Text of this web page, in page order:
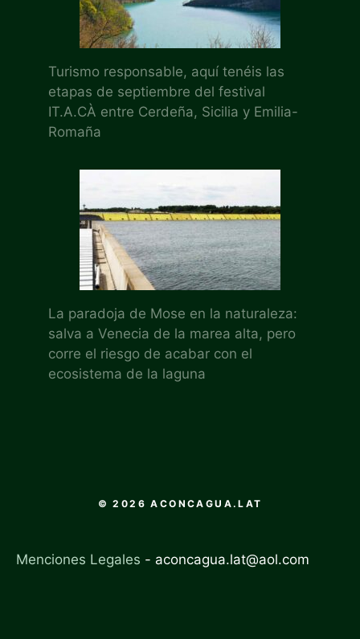
Turismo responsable, aquí tenéis las
etapas de septiembre del festival
IT.A.CÀ entre Cerdeña, Sicilia y Emilia-
Romaña
La paradoja de Mose en la naturaleza:
salva a Venecia de la marea alta, pero
corre el riesgo de acabar con el
ecosistema de la laguna
© 2026 ACONCAGUA.LAT
Menciones Legales - aconcagua.lat@aol.com